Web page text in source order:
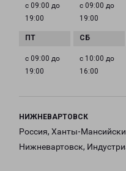
с 09:00 до
19:00
с 09:00 до
19:00
с 09:00 до
19:00
с 10:00 до
16:00
НИЖНЕВАРТОВСК
Россия, Ханты-
Нижневартовск,